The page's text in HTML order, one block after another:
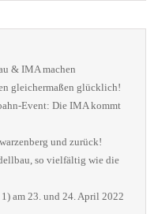
& IMA machen
gleichermaßen glücklich!
Event: Die IMA kommt
und zurück!
so vielfältig wie die
am 23. und 24. April 2022